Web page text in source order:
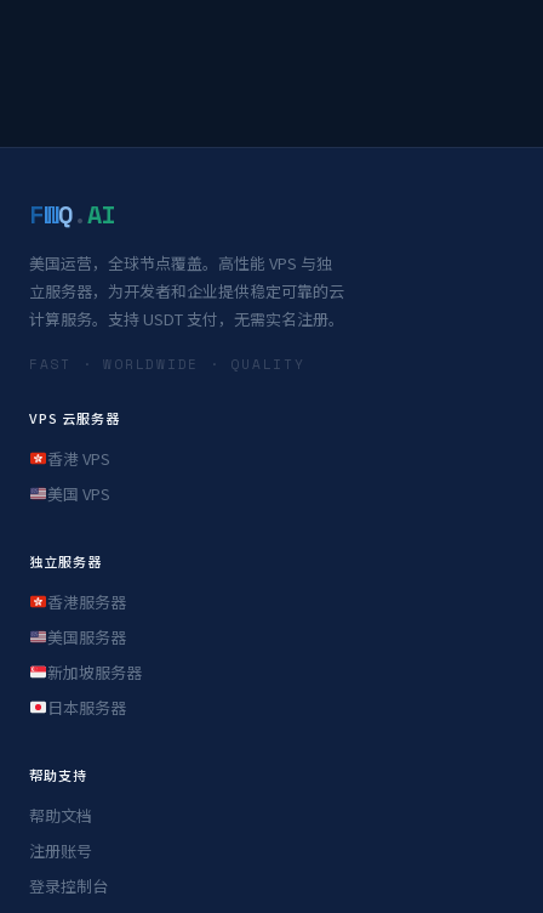
FWQ.AI
美国运营，全球节点覆盖。高性能 VPS 与独
立服务器，为开发者和企业提供稳定可靠的云
计算服务。支持 USDT 支付，无需实名注册。
FAST · WORLDWIDE · QUALITY
VPS 云服务器
香港 VPS
美国 VPS
独立服务器
香港服务器
美国服务器
新加坡服务器
日本服务器
帮助支持
帮助文档
注册账号
登录控制台